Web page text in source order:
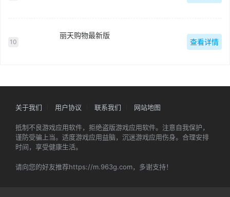
10
丽天购物最新版
查看详情
关于我们 用户协议 联系我们 网站地图
抵制不良游戏应用软件，拒绝盗版游戏应用软件。注意自我保护，
谨防受骗上当。适度游戏应用益脑，沉迷游戏应用伤身。合理安排
时间，享受健康生活。
请向您的好友推荐https://m.963g.com，多谢支持！